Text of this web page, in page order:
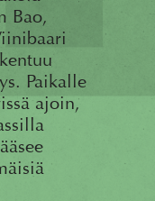
Bao,
Paikalle
ajoin,